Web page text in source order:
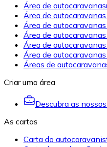
Área de
Área de
Área de
Área de
Área de
Área de
Áreas de
Criar uma área
Descubra as
As cartas
Carta do